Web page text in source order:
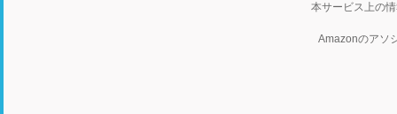
本サービス上の
Amazonのアソ